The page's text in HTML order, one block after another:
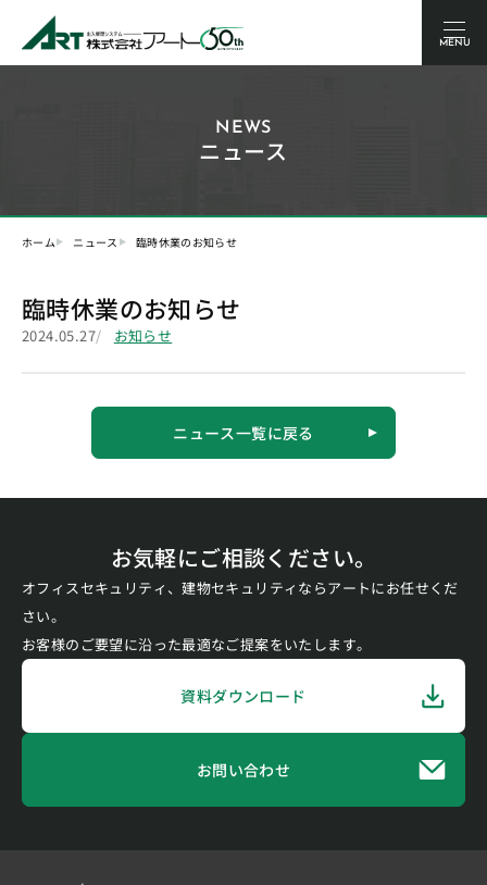
MENU
NEWS
ニュース
ホーム ニュース 臨時休業のお知らせ
臨時休業のお知らせ
2024.05.27 お知らせ
ニュース一覧に戻る
お気軽にご相談ください。
オフィスセキュリティ、建物セキュリティならアートにお任せくだ
さい。
お客様のご要望に沿った最適なご提案をいたします。
資料ダウンロード
お問い合わせ